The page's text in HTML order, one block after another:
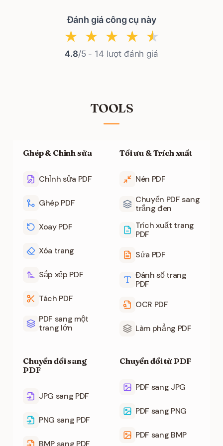
Đánh giá công cụ này
★ ★ ★ ★ ★
4.8/5 - 14 lượt đánh giá
TOOLS
Ghép & Chỉnh sửa
Chỉnh sửa PDF
Ghép PDF
Xoay PDF
Xóa trang
Sắp xếp PDF
Tách PDF
PDF sang một
trang lớn
Tối ưu & Trích xuất
Nén PDF
Chuyển PDF sang
trắng đen
Trích xuất trang
PDF
Sửa PDF
Đánh số trang
PDF
OCR PDF
Làm phẳng PDF
Chuyển đổi sang
PDF
JPG sang PDF
PNG sang PDF
BMP sang PDF
Chuyển đổi từ PDF
PDF sang JPG
PDF sang PNG
PDF sang BMP